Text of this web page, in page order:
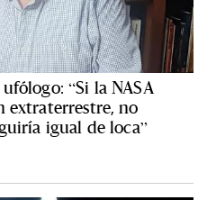
“Si la NASA
extraterrestre, no
igual de loca”